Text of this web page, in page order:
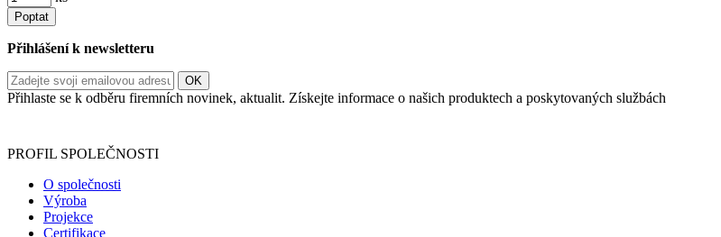
Poptat
Přihlášení k newsletteru
Přihlaste se k odběru firemních novinek, aktualit. Získejte informace o našich produktech a poskytovaných službách
PROFIL SPOLEČNOSTI
O společnosti
Výroba
Projekce
Certifikace